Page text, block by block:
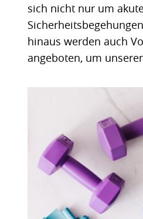
sich nicht nur um
hinaus werden auch
angeboten, um